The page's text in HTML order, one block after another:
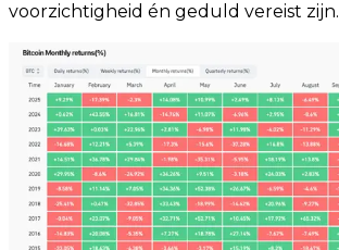
voorzichtigheid én geduld vereist zijn.